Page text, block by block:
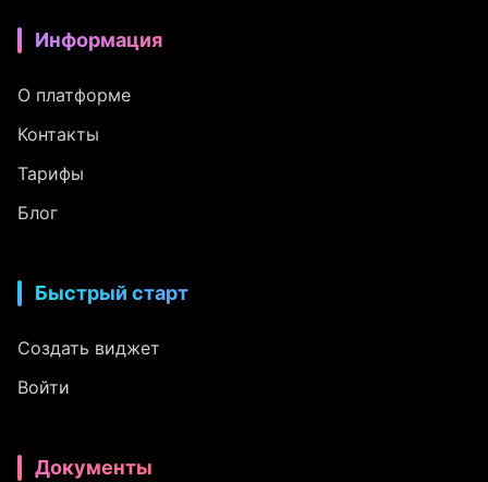
Информация
О платформе
Контакты
Тарифы
Блог
Быстрый старт
Создать виджет
Войти
Документы